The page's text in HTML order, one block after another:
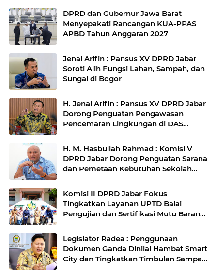
DPRD dan Gubernur Jawa Barat
Menyepakati Rancangan KUA-PPAS
APBD Tahun Anggaran 2027
Jenal Arifin : Pansus XV DPRD Jabar
Soroti Alih Fungsi Lahan, Sampah, dan
Sungai di Bogor
H. Jenal Arifin : Pansus XV DPRD Jabar
Dorong Penguatan Pengawasan
Pencemaran Lingkungan di DAS
H. M. Hasbullah Rahmad : Komisi V
DPRD Jabar Dorong Penguatan Sarana
dan Pemetaan Kebutuhan Sekolah
Komisi II DPRD Jabar Fokus
Tingkatkan Layanan UPTD Balai
Pengujian dan Sertifikasi Mutu Barang
Legislator Radea : Penggunaan
Dokumen Ganda Dinilai Hambat Smart
City dan Tingkatkan Timbulan Sampah